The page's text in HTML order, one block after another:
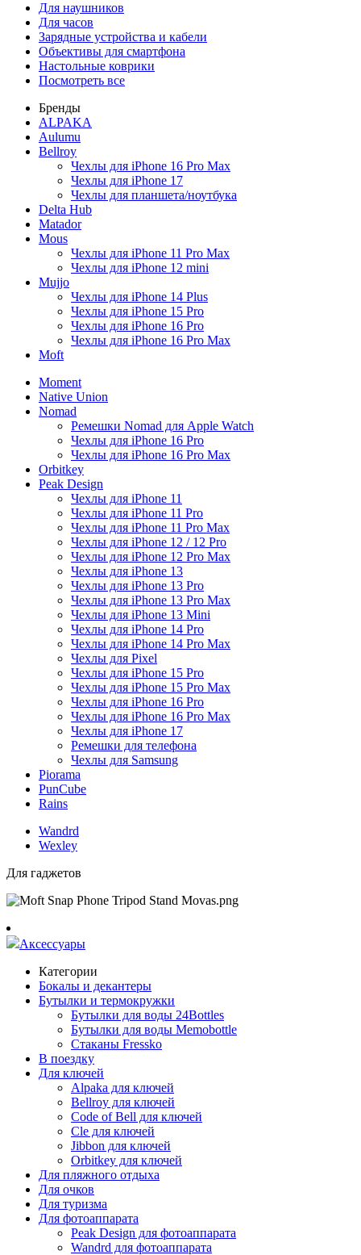
Для наушников
Для часов
Зарядные устройства и кабели
Объективы для смартфона
Настольные коврики
Посмотреть все
Бренды
ALPAKA
Aulumu
Bellroy
Чехлы для iPhone 16 Pro Max
Чехлы для iPhone 17
Чехлы для планшета/ноутбука
Delta Hub
Matador
Mous
Чехлы для iPhone 11 Pro Max
Чехлы для iPhone 12 mini
Mujjo
Чехлы для iPhone 14 Plus
Чехлы для iPhone 15 Pro
Чехлы для iPhone 16 Pro
Чехлы для iPhone 16 Pro Max
Moft
Moment
Native Union
Nomad
Ремешки Nomad для Apple Watch
Чехлы для iPhone 16 Pro
Чехлы для iPhone 16 Pro Max
Orbitkey
Peak Design
Чехлы для iPhone 11
Чехлы для iPhone 11 Pro
Чехлы для iPhone 11 Pro Max
Чехлы для iPhone 12 / 12 Pro
Чехлы для iPhone 12 Pro Max
Чехлы для iPhone 13
Чехлы для iPhone 13 Pro
Чехлы для iPhone 13 Pro Max
Чехлы для iPhone 13 Mini
Чехлы для iPhone 14 Pro
Чехлы для iPhone 14 Pro Max
Чехлы для Pixel
Чехлы для iPhone 15 Pro
Чехлы для iPhone 15 Pro Max
Чехлы для iPhone 16 Pro
Чехлы для iPhone 16 Pro Max
Чехлы для iPhone 17
Ремешки для телефона
Чехлы для Samsung
Piorama
PunCube
Rains
Wandrd
Wexley
Для гаджетов
Аксессуары
Категории
Бокалы и декантеры
Бутылки и термокружки
Бутылки для воды 24Bottles
Бутылки для воды Memobottle
Стаканы Fressko
В поездку
Для ключей
Alpaka для ключей
Bellroy для ключей
Code of Bell для ключей
Cle для ключей
Jibbon для ключей
Orbitkey для ключей
Для пляжного отдыха
Для очков
Для туризма
Для фотоаппарата
Peak Design для фотоаппарата
Wandrd для фотоаппарата